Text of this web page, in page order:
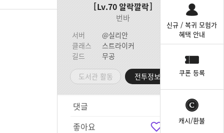
Lv.70알락깔락
번바
서버
@실리안
클래스
스트라이커
길드
무공
도서관 활동 전투정보실
댓글
좋아요
신규 / 복귀 모험가
혜택 안내
쿠폰 등록
캐시/환불